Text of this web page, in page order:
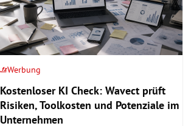
Werbung
Kostenloser KI Check: Wavect prüft
Risiken, Toolkosten und Potenziale im
Unternehmen